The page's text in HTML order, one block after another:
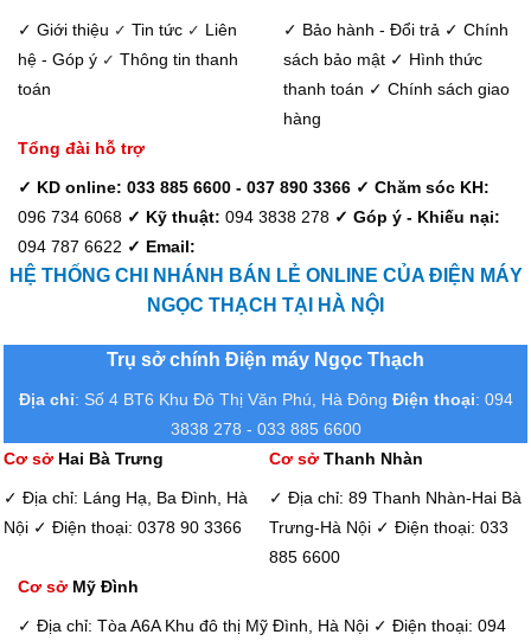
✓ Giới thiệu ✓ Tin tức ✓ Liên
hệ - Góp ý ✓ Thông tin thanh
toán
✓ Bảo hành - Đổi trả ✓ Chính
sách bảo mật ✓ Hình thức
thanh toán ✓ Chính sách giao
hàng
Tổng đài hỗ trợ
✓ KD online: 033 885 6600 - 037 890 3366 ✓ Chăm sóc KH:
096 734 6068 ✓ Kỹ thuật: 094 3838 278 ✓ Góp ý - Khiếu nại:
094 787 6622 ✓ Email:
HỆ THỐNG CHI NHÁNH BÁN LẺ ONLINE CỦA ĐIỆN MÁY
NGỌC THẠCH TẠI HÀ NỘI
Trụ sở chính Điện máy Ngọc Thạch
Địa chỉ: Số 4 BT6 Khu Đô Thị Văn Phú, Hà Đông Điện thoại: 094
3838 278 - 033 885 6600
Cơ sởHai Bà Trưng
✓ Địa chỉ: Láng Hạ, Ba Đình, Hà
Nội ✓ Điện thoại: 0378 90 3366
Cơ sởThanh Nhàn
✓ Địa chỉ: 89 Thanh Nhàn-Hai Bà
Trưng-Hà Nội ✓ Điện thoại: 033
885 6600
Cơ sở Mỹ Đình
✓ Địa chỉ: Tòa A6A Khu đô thị Mỹ Đình, Hà Nội ✓ Điện thoại: 094